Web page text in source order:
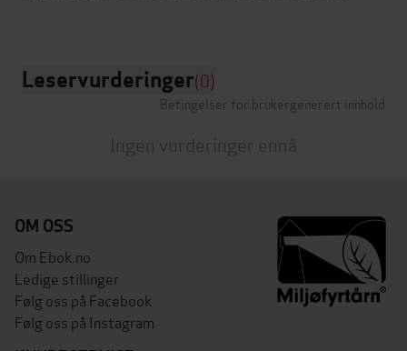
Leservurderinger(0)
Betingelser for brukergenerert innhold
Ingen vurderinger ennå
OM OSS
Om Ebok.no
Ledige stillinger
Følg oss på Facebook
Følg oss på Instagram